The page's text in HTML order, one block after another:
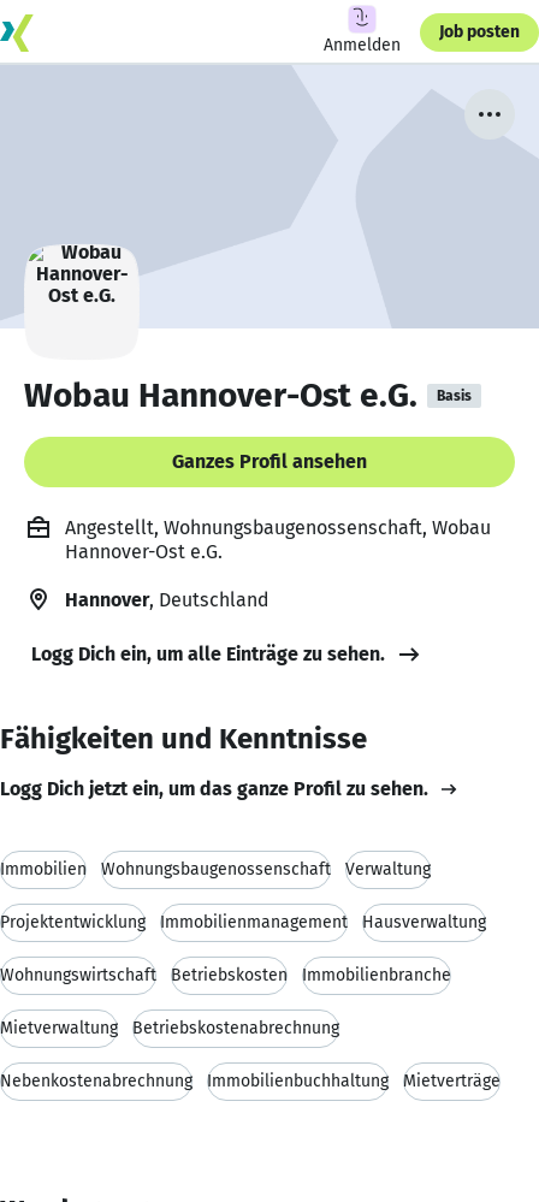
Anmelden
Job posten
Wobau Hannover-Ost e.G. Basis
Ganzes Profil ansehen
Angestellt, Wohnungsbaugenossenschaft, Wobau
Hannover-Ost e.G.
Hannover, Deutschland
Logg Dich ein, um alle Einträge zu sehen.
Fähigkeiten und Kenntnisse
Logg Dich jetzt ein, um das ganze Profil zu sehen.
Immobilien Wohnungsbaugenossenschaft Verwaltung
Projektentwicklung Immobilienmanagement Hausverwaltung
Wohnungswirtschaft Betriebskosten Immobilienbranche
Mietverwaltung Betriebskostenabrechnung
Nebenkostenabrechnung Immobilienbuchhaltung Mietverträge